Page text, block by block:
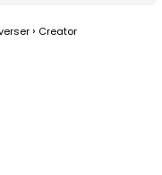
› Creator